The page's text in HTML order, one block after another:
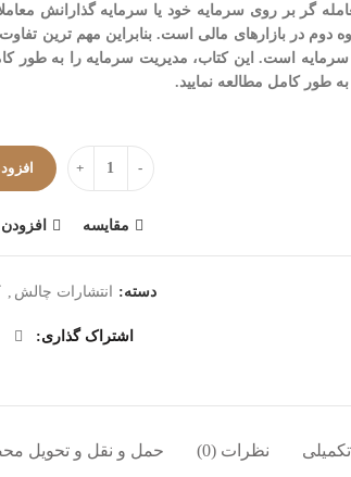
گر بر روی سرمایه خود یا سرمایه گذارانش
در بازارهای مالی است. بنابراین مهم ترین
سرمایه است. این کتاب، مدیریت سرمایه را به
به طور کامل مطالعه نمایید.
تعداد
مقایسه
دسته: انتشارات چالش
اشتراک گذاری
نظرات (0) حمل و نقل و تحویل